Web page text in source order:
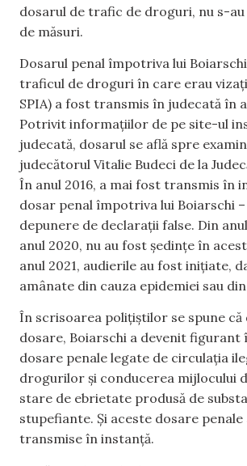
dosarul de trafic de droguri, nu s-
de măsuri.
Dosarul penal împotriva lui
traficul de droguri în care erau
SPIA) a fost transmis în judecată în
Potrivit informațiilor de pe site-ul
judecată, dosarul se află spre
judecătorul Vitalie Budeci de la
În anul 2016, a mai fost transmis în
dosar penal împotriva lui Boiarschi
depunere de declarații false. Din
anul 2020, nu au fost ședințe în
anul 2021, audierile au fost inițiate,
amânate din cauza epidemiei sau
În scrisoarea polițiștilor se spune că
dosare, Boiarschi a devenit figurant
dosare penale legate de circulația
drogurilor și conducerea mijlocului
stare de ebrietate produsă de
stupefiante. Și aceste dosare
transmise în instanță.